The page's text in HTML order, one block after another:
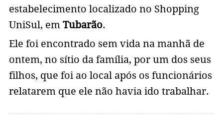
estabelecimento localizado no Shopping
UniSul, em Tubarão.
Ele foi encontrado sem vida na manhã de
ontem, no sítio da família, por um dos seus
filhos, que foi ao local após os funcionários
relatarem que ele não havia ido trabalhar.